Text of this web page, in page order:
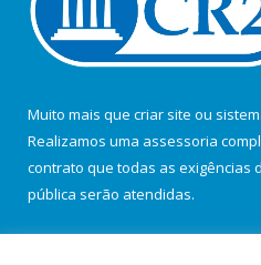
Muito mais que criar site ou
Realizamos uma assessoria
contrato que todas as exigências
pública serão atendidas.